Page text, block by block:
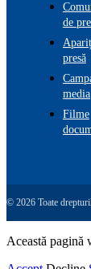
de
presă
media
Filme
© 2026 Toate
Această pagină